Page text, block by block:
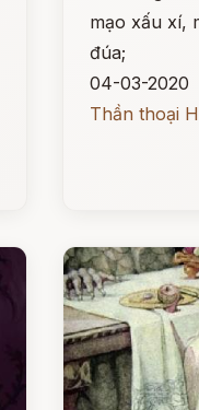
mạo xấu xí,
đúa;
04-03-2020
Thần thoại